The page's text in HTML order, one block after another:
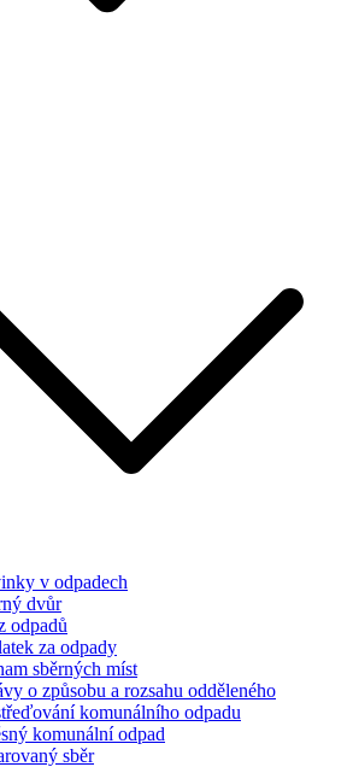
v odpadech
dvůr
odpadů
za odpady
sběrných míst
o způsobu a rozsahu odděleného
komunálního odpadu
komunální odpad
sběr